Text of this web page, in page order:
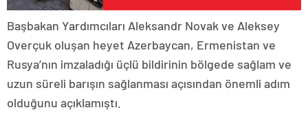
Başbakan Yardımcıları Aleksandr Novak ve Aleksey
Overçuk oluşan heyet Azerbaycan, Ermenistan ve
Rusya’nın imzaladığı üçlü bildirinin bölgede sağlam ve
uzun süreli barışın sağlanması açısından önemli adım
olduğunu açıklamıştı.